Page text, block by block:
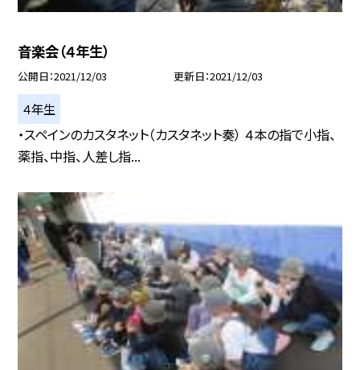
音楽会（４年生）
公開日 2021/12/03 更新日 2021/12/03
４年生
・スペインのカスタネット（カスタネット奏） ４本の指で小指、
薬指、中指、人差し指...